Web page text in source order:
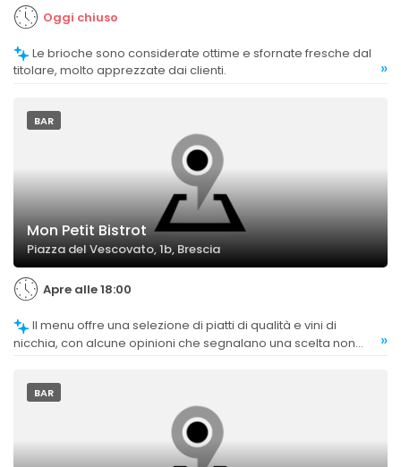
Oggi chiuso
titolare, molto apprezzate dai clienti.
»
BAR
Mon Petit Bistrot
Piazza del Vescovato, 1b, Brescia
Apre alle 18:00
nicchia, con alcune opinioni che segnalano una scelta non
»
BAR